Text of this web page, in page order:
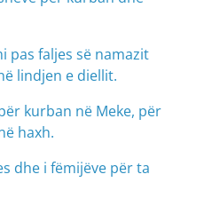
pas faljes së namazit
lindjen e diellit.
kurban në Meke, për
haxh.
dhe i fëmijëve për ta